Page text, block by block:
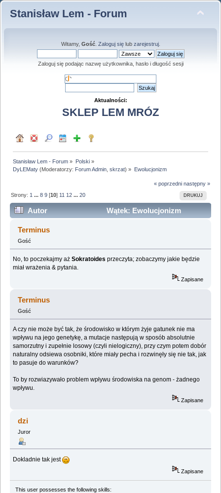
Stanisław Lem - Forum
Witamy, Gość. Zaloguj sięlub zarejestruj.
Zaloguj się podając nazwę użytkownika, hasło i długość sesji
Aktualności:
SKLEP LEM MRÓZ
Stanisław Lem - Forum » Polski»
DyLEMaty (Moderatorzy: Forum Admin ,skrzat) » Ewolucjonizm
« poprzedni następny »
DRUKUJ
Strony: 1 ...8 9 [10] 11 12 ...20
Autor
Wątek: Ewolucjonizm
(Przeczytany 295416 razy)
Terminus
Gość
No, to poczekajmy ażSokratoides przeczyta; zobaczymy jakie będzie
miał wrażenia & pytania.
Zapisane
Terminus
Gość
A czy nie może być tak, że środowisko w którym żyje gatunek nie ma
wpływu na jego genetykę, a mutacje następują w sposób absolutnie
samorzutny i zupełnie losowy (czyli nielogiczny), przy czym potem dobór
naturalny odsiewa osobniki, które miały pecha i rozwinęły się nie tak, jak
to pasuje do warunków?
To by rozwiazywało problem wpływu środowiska na genom - żadnego
wpływu.
Zapisane
dzi
Juror
Dokladnie tak jest
Zapisane
This user possesses the following skills: